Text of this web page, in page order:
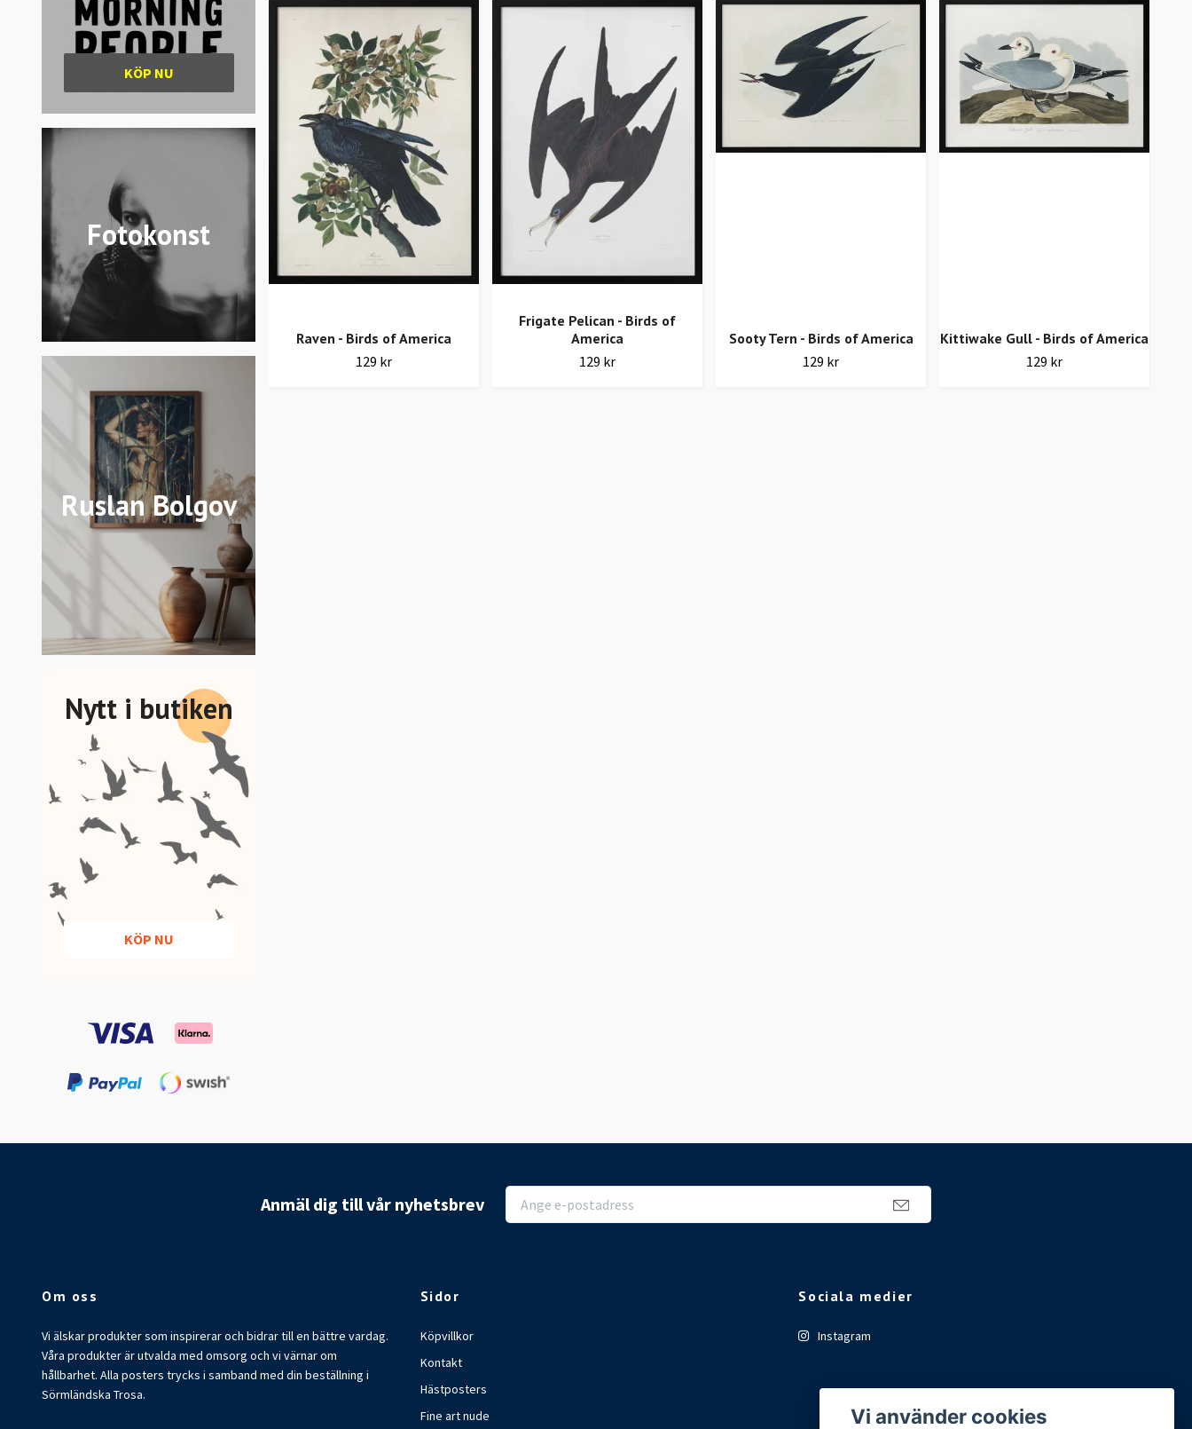
KÖP NU
Fotokonst
Ruslan Bolgov
Nytt i butiken
KÖP NU
Raven - Birds of America
129 kr
Frigate Pelican - Birds of
America
129 kr
Sooty Tern - Birds of America
129 kr
Kittiwake Gull - Birds of America
129 kr
Anmäl dig till vår nyhetsbrev
Om oss
Vi älskar produkter som inspirerar och bidrar till en bättre vardag.
Våra produkter är utvalda med omsorg och vi värnar om
hållbarhet. Alla posters trycks i samband med din beställning i
Sörmländska Trosa.
Sidor
Köpvillkor
Kontakt
Hästposters
Fine art nude
Sociala medier
Instagram
Vi använder cookies